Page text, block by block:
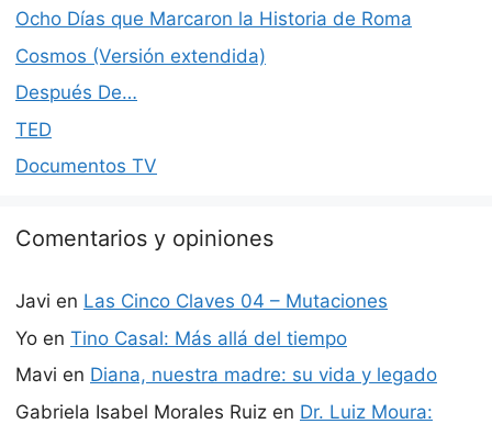
Ocho Días que Marcaron la Historia de Roma
Cosmos (Versión extendida)
Después De…
TED
Documentos TV
Comentarios y opiniones
Javi en Las Cinco Claves 04 – Mutaciones
Yo en Tino Casal: Más allá del tiempo
Mavi en Diana, nuestra madre: su vida y legado
Gabriela Isabel Morales Ruiz en Dr. Luiz Moura: